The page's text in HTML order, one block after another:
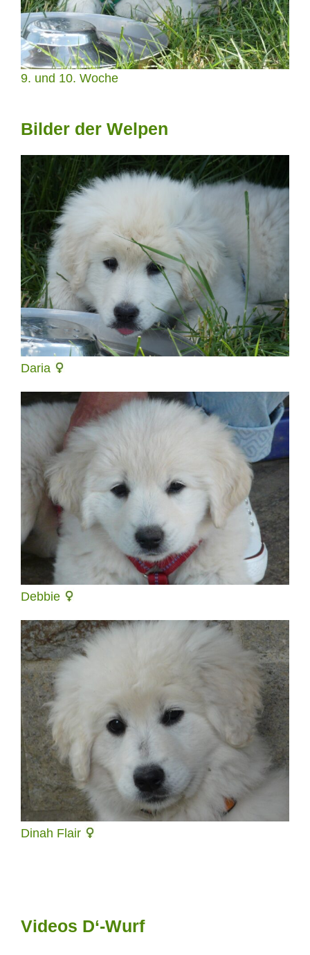
9. und 10. Woche
Bilder der Welpen
Daria
Debbie
Dinah Flair
Videos D‘-Wurf